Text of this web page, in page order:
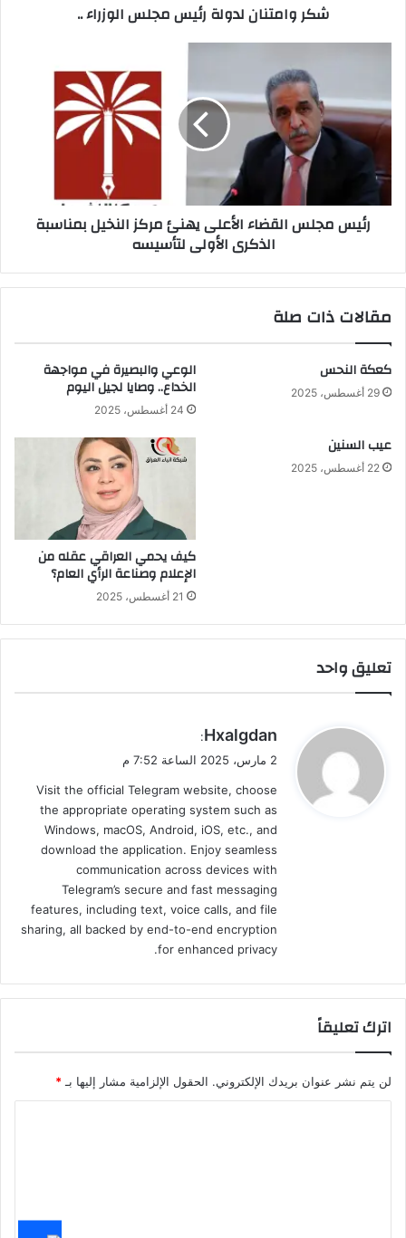
شكر وامتنان لدولة رئيس مجلس الوزراء ..
الأعلى
يهنئ
مركز
بمناسبة
الذكرى
الأولىرئيس مجلس القضاء الأعلى يهنئ مركز النخيل بمناسبة
الذكرى الأولى لتأسيسه
مقالات ذات صلة
كعكة النحس
29 أغسطس، 2025
الوعي والبصيرة في مواجهة
الخداع.. وصايا لجيل اليوم
24 أغسطس، 2025
عيب السنين
22 أغسطس، 2025
كيف يحمي العراقي عقله من
الإعلام وصناعة الرأي العام؟
21 أغسطس، 2025
تعليق واحد
ي
ل
Hxalgdan
:
2 مارس، 2025 الساعة 7:52 م
Visit the official Telegram website, choose
the appropriate operating system such as
Windows, macOS, Android, iOS, etc., and
download the application. Enjoy seamless
communication across devices with
Telegram’s secure and fast messaging
features, including text, voice calls, and file
sharing, all backed by end-to-end encryption
for enhanced privacy.
اترك تعليقاً
لن يتم نشر عنوان بريدك الإلكتروني. الحقول الإلزامية مشار إليها بـ *